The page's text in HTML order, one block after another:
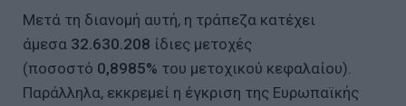
Μετά τη διανομή αυτή, η τράπεζα κατέχει
άμεσα 32.630.208 ίδιες μετοχές
(ποσοστό 0,8985% του μετοχικού κεφαλαίου).
Παράλληλα, εκκρεμεί η έγκριση της Ευρωπαϊκής